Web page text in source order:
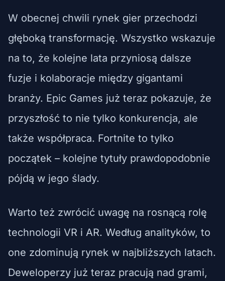
W obecnej chwili rynek gier przechodzi
głęboką transformację. Wszystko wskazuje
na to, że kolejne lata przyniosą dalsze
fuzje i kolaboracje między gigantami
branży. Epic Games już teraz pokazuje, że
przyszłość to nie tylko konkurencja, ale
także współpraca. Fortnite to tylko
początek – kolejne tytuły prawdopodobnie
pójdą w jego ślady.
Warto też zwrócić uwagę na rosnącą rolę
technologii VR i AR. Według analityków, to
one zdominują rynek w najbliższych latach.
Deweloperzy już teraz pracują nad grami,